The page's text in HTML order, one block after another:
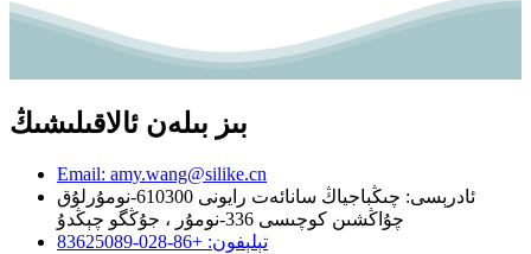
بىز بىلەن ئالاقىلىشىڭ
Email: amy.wang@silike.cn
ئادرېسى: چىڭباجياڭ سانائەت رايونى 610300-نومۇرلۇق
چۇاڭشىن كوچىسى 336-نومۇر ، جۇڭگو چېڭدۇ
تېلېفون: +86-028-83625089